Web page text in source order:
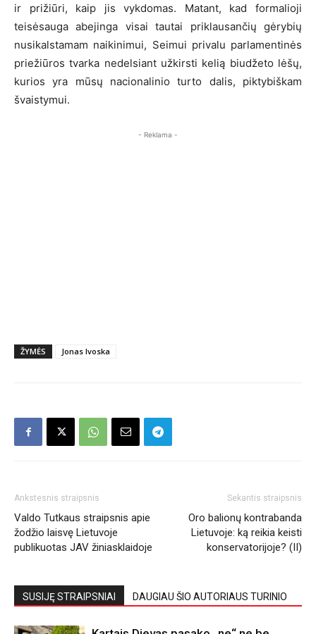
ir prižiūri, kaip jis vykdomas. Matant, kad formalioji
teisėsauga abejinga visai tautai priklausančių gėrybių
nusikalstamam naikinimui, Seimui privalu parlamentinės
priežiūros tvarka nedelsiant užkirsti kelią biudžeto lėšų,
kurios yra mūsų nacionalinio turto dalis, piktybiškam
švaistymui.
- Reklama -
ŽYMĖS Jonas Ivoska
Ankstesnis straipsnis
Valdo Tutkaus straipsnis apie
žodžio laisvę Lietuvoje
publikuotas JAV žiniasklaidoje
Sekantis straipsnis
Oro balionų kontrabanda
Lietuvoje: ką reikia keisti
konservatorijoje? (II)
SUSIJĘ STRAIPSNIAI DAUGIAU ŠIO AUTORIAUS TURINIO